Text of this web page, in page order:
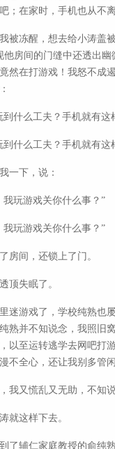
；在家时，手机也从不离
被冻醒，想去给小涛盖
他房间的门缝中还透出幽
然在打游戏！我怒不成
到什么工夫？手机就有这
到什么工夫？手机就有这
一下，说：
我玩游戏关你什么事？”
我玩游戏关你什么事？”
房间，还锁上了门。
顶失眠了。
迷游戏了，学校纯熟也
熟并不知说念，我照旧
以至运转逃学去网吧打
不全心，还让我别多管闲
我又慌乱又无助，不知
就这样下去。
了辅仁家庭教授的俞纯